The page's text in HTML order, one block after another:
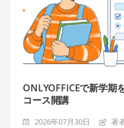
ONLYOFFICEで新学期
コース開講
2026年07月30日 著